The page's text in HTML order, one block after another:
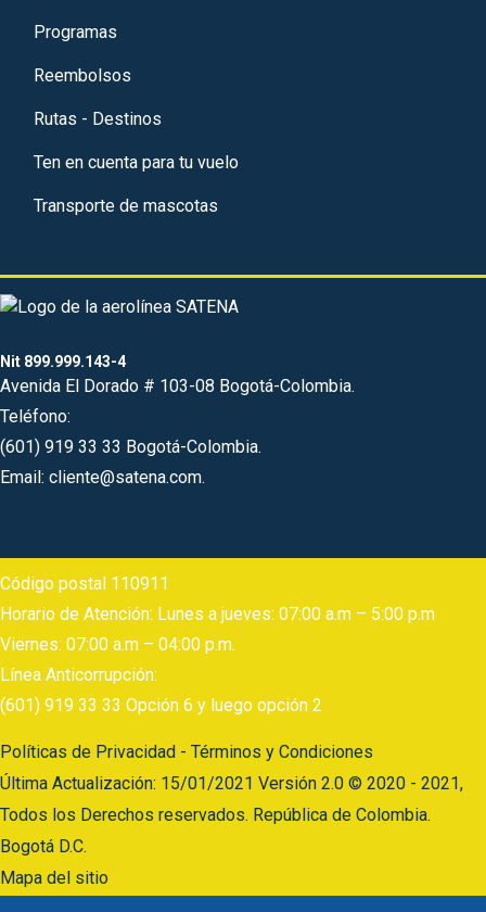
Programas
Reembolsos
Rutas - Destinos
Ten en cuenta para tu vuelo
Transporte de mascotas
Nit 899.999.143-4
Avenida El Dorado # 103-08 Bogotá-Colombia.
Teléfono:
(601) 919 33 33 Bogotá-Colombia.
Email: cliente@satena.com.
Código postal 110911
Horario de Atención: Lunes a jueves: 07:00 a.m – 5:00 p.m
Viernes: 07:00 a.m – 04:00 p.m.
Línea Anticorrupción:
(601) 919 33 33 Opción 6 y luego opción 2
Políticas de Privacidad - Términos y Condiciones
Última Actualización: 15/01/2021 Versión 2.0 © 2020 - 2021,
Todos los Derechos reservados. República de Colombia.
Bogotá D.C.
Mapa del sitio